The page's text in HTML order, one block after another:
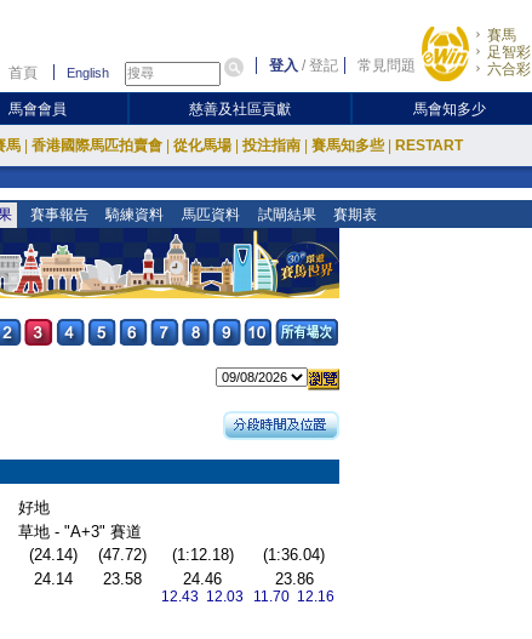
首頁 English 登入 /登記 常見問題
賽馬
足智彩
六合彩
馬會會員 慈善及社區貢獻 馬會知多少
馬 香港國際馬匹拍賣會 從化馬場 投注指南 賽馬知多些 RESTART
賽事報告 騎練資料 馬匹資料 試閘結果 賽期表
好地
草地 - "A+3" 賽道
(24.14) (47.72) (1:12.18)
(1:36.04)
24.14 23.58 24.46
12.43 12.03
23.86
11.70 12.16